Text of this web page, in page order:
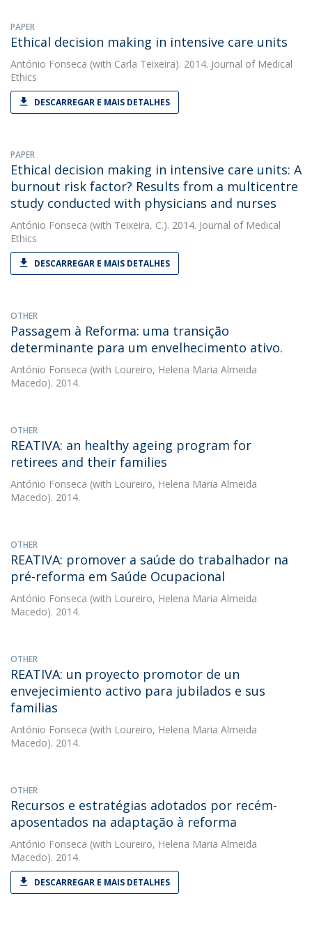
PAPER
Ethical decision making in intensive care units
António Fonseca (with Carla Teixeira). 2014. Journal of Medical
Ethics
DESCARREGAR E MAIS DETALHES
PAPER
Ethical decision making in intensive care units: A
burnout risk factor? Results from a multicentre
study conducted with physicians and nurses
António Fonseca (with Teixeira, C.). 2014. Journal of Medical
Ethics
DESCARREGAR E MAIS DETALHES
OTHER
Passagem à Reforma: uma transição
determinante para um envelhecimento ativo.
António Fonseca (with Loureiro, Helena Maria Almeida
Macedo). 2014.
OTHER
REATIVA: an healthy ageing program for
retirees and their families
António Fonseca (with Loureiro, Helena Maria Almeida
Macedo). 2014.
OTHER
REATIVA: promover a saúde do trabalhador na
pré-reforma em Saúde Ocupacional
António Fonseca (with Loureiro, Helena Maria Almeida
Macedo). 2014.
OTHER
REATIVA: un proyecto promotor de un
envejecimiento activo para jubilados e sus
familias
António Fonseca (with Loureiro, Helena Maria Almeida
Macedo). 2014.
OTHER
Recursos e estratégias adotados por recém-
aposentados na adaptação à reforma
António Fonseca (with Loureiro, Helena Maria Almeida
Macedo). 2014.
DESCARREGAR E MAIS DETALHES